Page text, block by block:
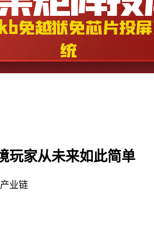
玩家从未来如此简单
业链